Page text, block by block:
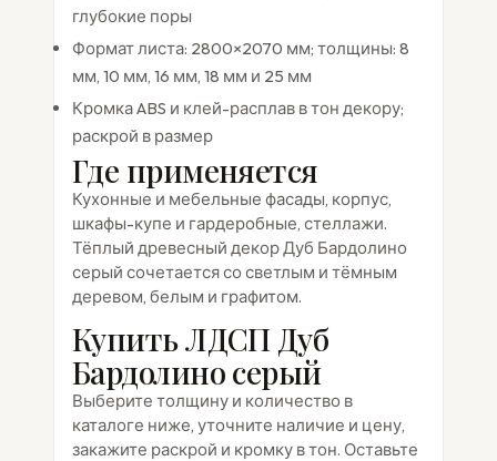
глубокие поры
Формат листа: 2800×2070 мм; толщины: 8
мм, 10 мм, 16 мм, 18 мм и 25 мм
Кромка ABS и клей-расплав в тон декору;
раскрой в размер
Где применяется
Кухонные и мебельные фасады, корпус,
шкафы-купе и гардеробные, стеллажи.
Тёплый древесный декор Дуб Бардолино
серый сочетается со светлым и тёмным
деревом, белым и графитом.
Купить ЛДСП Дуб
Бардолино серый
Выберите толщину и количество в
каталоге ниже, уточните наличие и цену,
закажите раскрой и кромку в тон. Оставьте